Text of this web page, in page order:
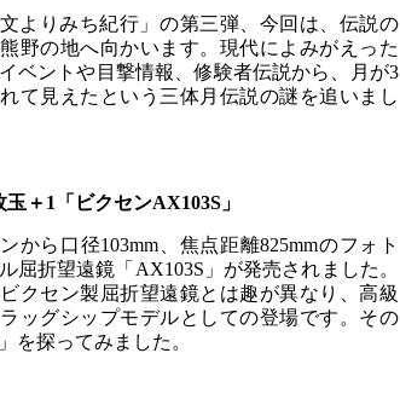
文よりみち紀行」の第三弾、今回は、伝説の
野の地へ向かいます。現代によみがえった
ベントや目撃情報、修験者伝説から、月が3
て見えたという三体月伝説の謎を追いまし
＋1「ビクセンAX103S」
から口径103mm、焦点距離825mmのフォト
屈折望遠鏡「AX103S」が発売されました。
クセン製屈折望遠鏡とは趣が異なり、高級
ッグシップモデルとしての登場です。その
を探ってみました。